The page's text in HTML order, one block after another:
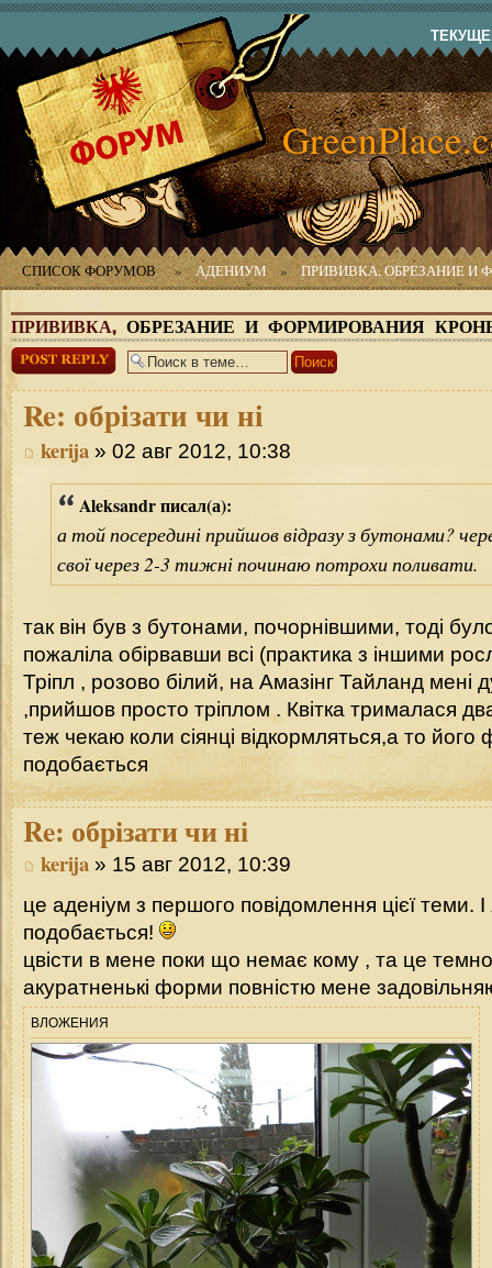
СПИСОК ФОРУМОВ » АДЕНИУМ » ПРИВИВКА, ОБРЕЗАНИЕ И
ПРИВИВКА, ОБРЕЗАНИЕ И ФОРМИРОВАНИЯ
Ответить
Re: обрізати чи ні
kerija » 02 авг 2012, 10:38
Aleksandr писал(а):
а той посередині прийшов відразу з бутонами?
свої через 2-3 тижні починаю потрохи поливати.
так він був з бутонами, почорнівшими, тоді
пожаліла обірвавши всі (практика з іншими
Тріпл , розово білий, на Амазінг Тайланд мені
,прийшов просто тріплом . Квітка трималася
теж чекаю коли сіянці відкормляться,а то його
подобається
Re: обрізати чи ні
kerija » 15 авг 2012, 10:39
це аденіум з першого повідомлення цієї теми.
подобається!
цвісти в мене поки що немає кому , та це
акуратненькі форми повністю мене
ВЛОЖЕНИЯ